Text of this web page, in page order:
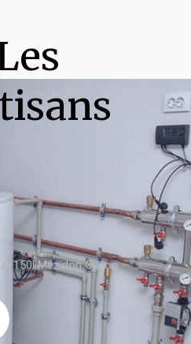
150l Mézidon Canon